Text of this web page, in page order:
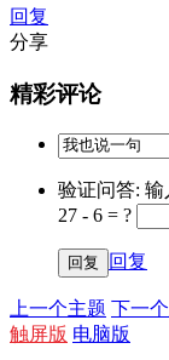
回复
分享
精彩评论
验证问答: 输
27 - 6 = ?
回复
上一个主题 下一
触屏版 电脑版